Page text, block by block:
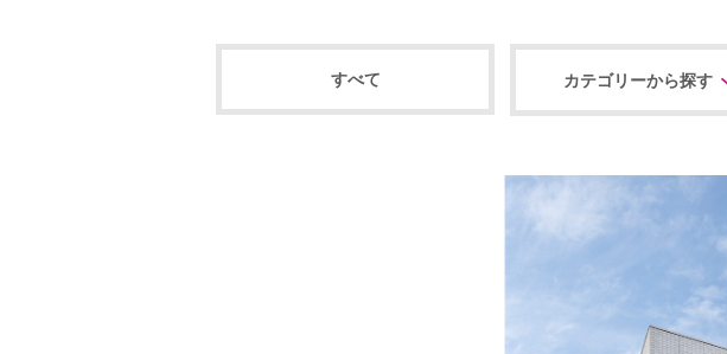
すべて カテゴリーから探す